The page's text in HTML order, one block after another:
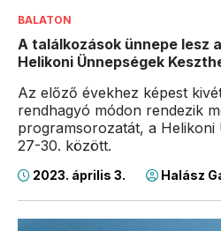
BALATON
A találkozások ünnepe lesz
Helikoni Ünnepségek
Az előző évekhez képest
rendhagyó módon rendezik
programsorozatát, a Helikoni
27-30. között.
2023. április 3. Halász